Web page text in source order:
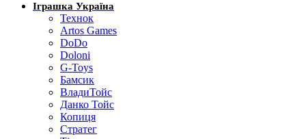
Іграшка Україна
Технок
Artos Games
DoDo
Doloni
G-Toys
Бамсик
ВладиТойс
Данко Тойс
Копиця
Стратег